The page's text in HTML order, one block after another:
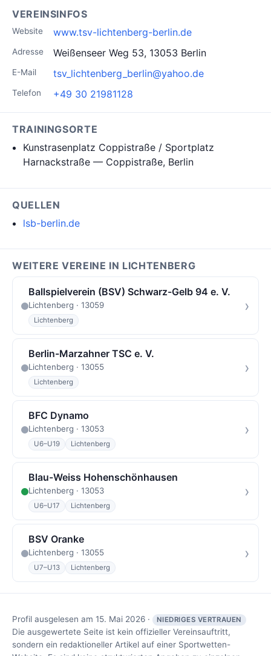
VEREINSINFOS
Website www.tsv-lichtenberg-berlin.de
Adresse Weißenseer Weg 53, 13053 Berlin
E-Mail tsv_lichtenberg_berlin@yahoo.de
Telefon +49 30 21981128
TRAININGSORTE
Kunstrasenplatz Coppistraße / Sportplatz
Harnackstraße — Coppistraße, Berlin
QUELLEN
lsb-berlin.de
WEITERE VEREINE IN LICHTENBERG
Ballspielverein (BSV) Schwarz-Gelb 94 e. V.
Lichtenberg · 13059
Lichtenberg
›
Berlin-Marzahner TSC e. V.
Lichtenberg · 13055
Lichtenberg
›
BFC Dynamo
Lichtenberg · 13053
U6–U19 Lichtenberg
›
Blau-Weiss Hohenschönhausen
Lichtenberg · 13053
U6–U17 Lichtenberg
›
BSV Oranke
Lichtenberg · 13055
U7–U13 Lichtenberg
›
Profil ausgelesen am 15. Mai 2026 · NIEDRIGES VERTRAUEN
Die ausgewertete Seite ist kein offizieller Vereinsauftritt,
sondern ein redaktioneller Artikel auf einer Sportwetten-